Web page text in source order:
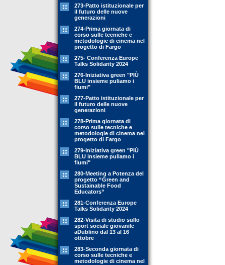
273-Patto istituzionale per
il futuro delle nuove
generazioni
274-Prima giornata di
corso sulle tecniche e
metodologie di cinema nel
progetto di Fargo
275- Conferenza Europe
Talks Solidarity 2024
276-Iniziativa green "PIÙ
BLU insieme puliamo i
fiumi"
277-Patto istituzionale per
il futuro delle nuove
generazioni
278-Prima giornata di
corso sulle tecniche e
metodologie di cinema nel
progetto di Fargo
279-Iniziativa green "PIÙ
BLU insieme puliamo i
fiumi"
280-Meeting a Potenza del
progetto “Green and
Sustainable Food
Educators”
281-Conferenza Europe
Talks Solidarity 2024
282-Visita di studio sullo
sport sociale giovanile
aDublino dal 13 al 16
ottobre
283-Seconda giornata di
corso sulle tecniche e
metodologie di cinema nel